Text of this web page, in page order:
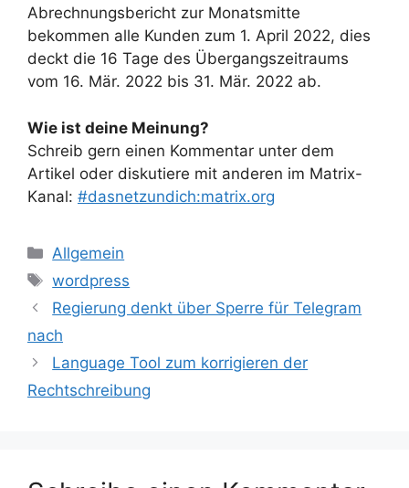
Abrechnungsbericht zur Monatsmitte
bekommen alle Kunden zum 1. April 2022, dies
deckt die 16 Tage des Übergangszeitraums
vom 16. Mär. 2022 bis 31. Mär. 2022 ab.
Wie ist deine Meinung?
Schreib gern einen Kommentar unter dem
Artikel oder diskutiere mit anderen im Matrix-
Kanal: #dasnetzundich:matrix.org
Kategorien
Allgemein
Schlagwörter
wordpress
Regierung denkt über Sperre für Telegram
nach
Language Tool zum korrigieren der
Rechtschreibung